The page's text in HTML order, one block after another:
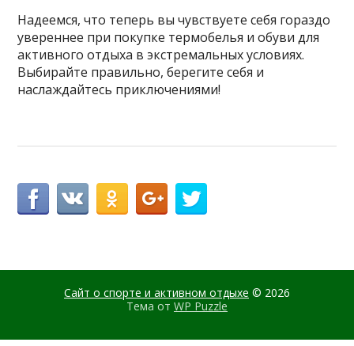
Надеемся, что теперь вы чувствуете себя гораздо
увереннее при покупке термобелья и обуви для
активного отдыха в экстремальных условиях.
Выбирайте правильно, берегите себя и
наслаждайтесь приключениями!
Сайт о спорте и активном отдыхе © 2026
Тема от WP Puzzle